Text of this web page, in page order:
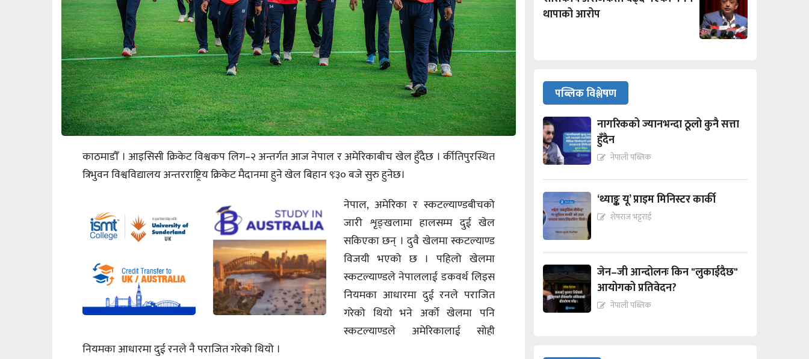
काठमाडौँ । आइसिसी क्रिकेट विश्वकप लिग–२ अन्तर्गत आज नेपाल र अमेरिकाबीच खेल हुँदैछ । र्कीतिपुरस्थित
त्रिभुवन विश्वविद्यालय अन्तरराष्ट्रिय क्रिकेट मैदानमा हुने खेल बिहान ९ः३० बजे सुरु हुनेछ।
नेपाल, अमेरिका र स्कटल्याण्डबीचको
जारी शृङ्खलामा हालसम्म दुई खेल
सकिएका छन् । दुवै खेलमा स्कटल्याण्ड
विजयी भएको छ । पहिलो खेलमा
स्कटल्याण्डले नेपाललाई डकवर्थ लिइस
नियमका आधारमा दुई रनले पराजित
गरेको थियो भने अर्को खेलमा पनि
स्कटल्याण्डले अमेरिकालाई सोही
नियमका आधारमा दुई रनले नै पराजित गरेको थियो ।
थापाको आरोप
पब्लिक विश्लेषण
नागरिकको ज्यानभन्दा ठूलो कुनै सत्ता
हुँदैन
नेपाली पब्लिक
‘थ्याङ्क यू’ प्राइम मिनिस्टर कार्की
शेषराज भट्टराई
जेन–जी आन्दोलनः किन "लुकाईदैछ"
आयोगको प्रतिवेदन?
नेपाली पब्लिक